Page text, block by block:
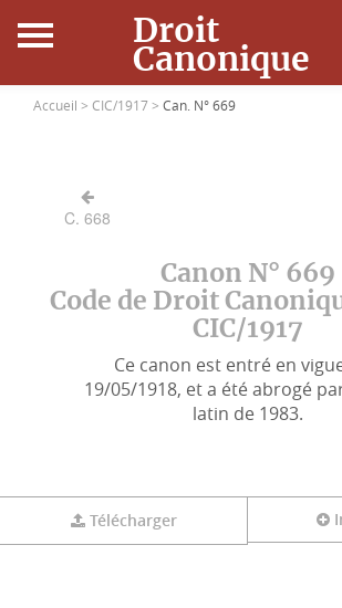
Droit
Canonique
Accueil
Ressources
Accueil > CIC/1917 > Can. N° 669
C. 668
Canon N° 669
Code de Droit
CIC/1917
Ce canon est entré en
19/05/1918, et a été abrogé
latin de 1983.
Télécharger